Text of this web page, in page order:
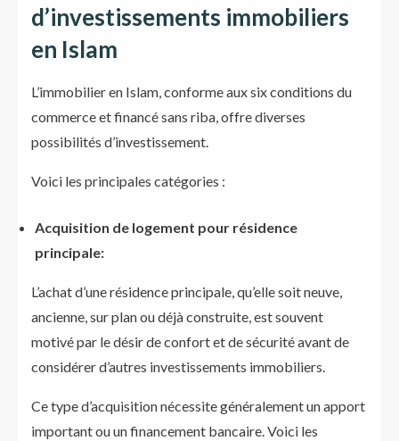
d’investissements immobiliers
en Islam
L’immobilier en Islam, conforme aux six conditions du
commerce et financé sans riba, offre diverses
possibilités d’investissement.
Voici les principales catégories :
Acquisition de logement pour résidence
principale:
L’achat d’une résidence principale, qu’elle soit neuve,
ancienne, sur plan ou déjà construite, est souvent
motivé par le désir de confort et de sécurité avant de
considérer d’autres investissements immobiliers.
Ce type d’acquisition nécessite généralement un apport
important ou un financement bancaire. Voici les